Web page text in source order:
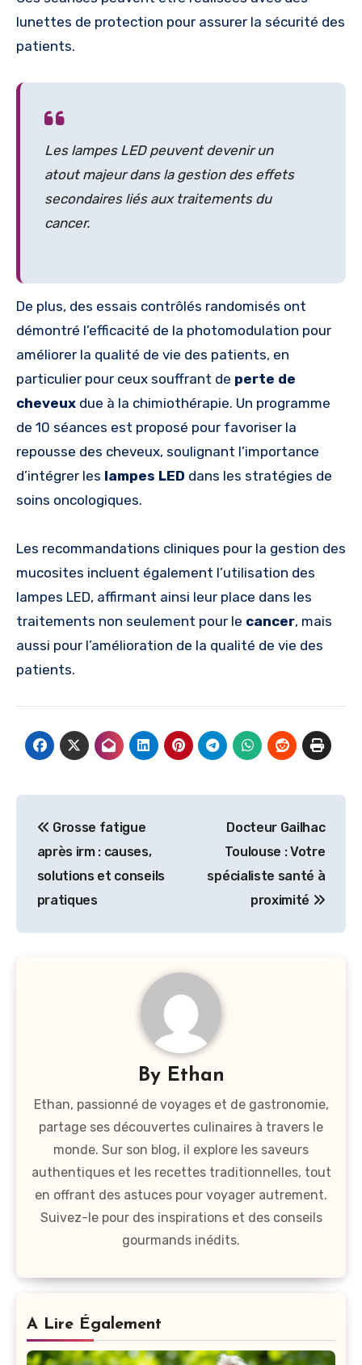
lunettes de protection pour assurer la sécurité des
patients.
Les lampes LED peuvent devenir un
atout majeur dans la gestion des effets
secondaires liés aux traitements du
cancer.
De plus, des essais contrôlés randomisés ont
démontré l’efficacité de la photomodulation pour
améliorer la qualité de vie des patients, en
particulier pour ceux souffrant de perte de
cheveux due à la chimiothérapie. Un programme
de 10 séances est proposé pour favoriser la
repousse des cheveux, soulignant l’importance
d’intégrer les lampes LED dans les stratégies de
soins oncologiques.
Les recommandations cliniques pour la gestion des
mucosites incluent également l’utilisation des
lampes LED, affirmant ainsi leur place dans les
traitements non seulement pour le cancer, mais
aussi pour l’amélioration de la qualité de vie des
patients.
de
l’article
Grosse fatigue
après irm : causes,
solutions et conseils
pratiques
Docteur Gailhac
Toulouse : Votre
spécialiste santé à
proximité
By Ethan
Ethan, passionné de voyages et de gastronomie,
partage ses découvertes culinaires à travers le
monde. Sur son blog, il explore les saveurs
authentiques et les recettes traditionnelles, tout
en offrant des astuces pour voyager autrement.
Suivez-le pour des inspirations et des conseils
gourmands inédits.
A Lire Également